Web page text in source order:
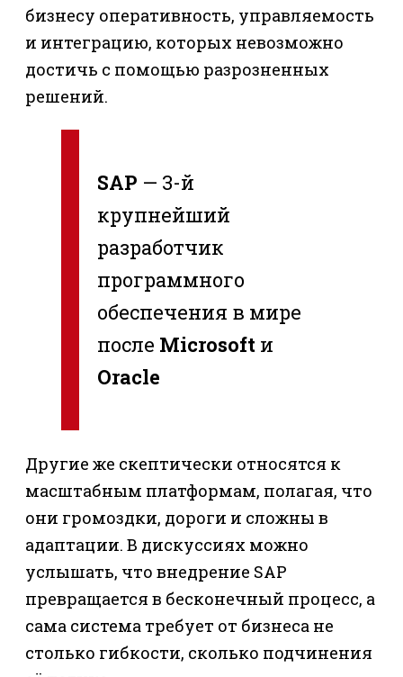
бизнесу оперативность, управляемость
и интеграцию, которых невозможно
достичь с помощью разрозненных
решений.
SAP — 3-й
крупнейший
разработчик
программного
обеспечения в мире
после Microsoftи
Oracle
Другие же скептически относятся к
масштабным платформам, полагая, что
они громоздки, дороги и сложны в
адаптации. В дискуссиях можно
услышать, что внедрение SAP
превращается в бесконечный процесс, а
сама система требует от бизнеса не
столько гибкости, сколько подчинения